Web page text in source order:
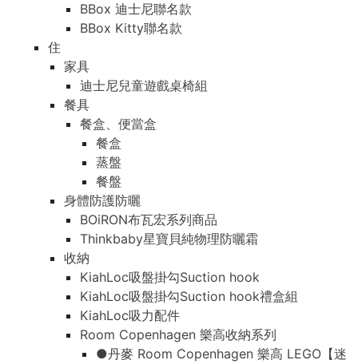
BBox 迪士尼聯名款
BBox Kitty聯名款
住
家具
迪士尼兒童遊戲桌椅組
餐具
餐盒、便當盒
餐盒
蒸盤
餐盤
身體防護防曬
BOiRON布瓦宏系列商品
Thinkbaby星寶貝純物理防曬霜
收納
KiahLoc吸盤掛勾Suction hook
KiahLoc吸盤掛勾Suction hook禮盒組
KiahLoc吸力配件
Room Copenhagen 樂高收納系列
●丹麥 Room Copenhagen 樂高 LEGO【迷